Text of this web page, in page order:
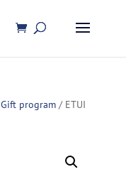
Gift program/ ETUI